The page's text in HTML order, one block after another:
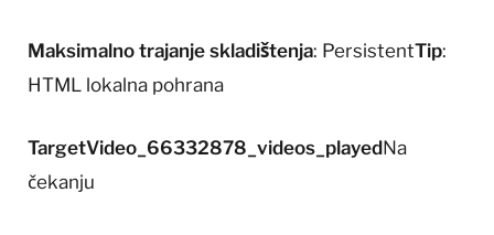
Maksimalno trajanje skladištenja: PersistentTip:
HTML lokalna pohrana
TargetVideo_66332878_videos_playedNa
čekanju